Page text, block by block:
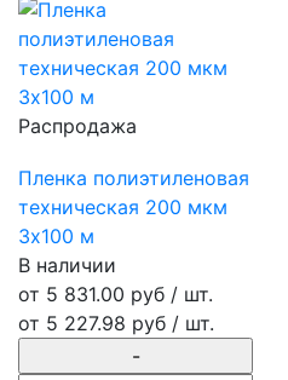
Распродажа
Пленка полиэтиленовая
техническая 200 мкм
3х100 м
В наличии
от 5 831.00 руб / шт.
от 5 227.98 руб / шт.